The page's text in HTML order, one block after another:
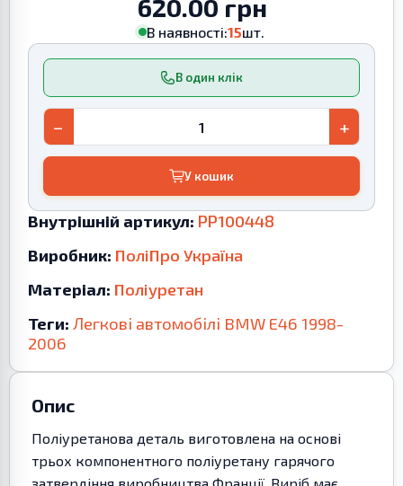
620.00 грн
В наявності:15шт.
В один клік
− +
У кошик
Внутрішній артикул: PP100448
Виробник: ПоліПро Україна
Матеріал: Поліуретан
Теги: Легкові автомобілі BMW E46 1998-
2006
Опис
Поліуретанова деталь виготовлена на основі
трьох компонентного поліуретану гарячого